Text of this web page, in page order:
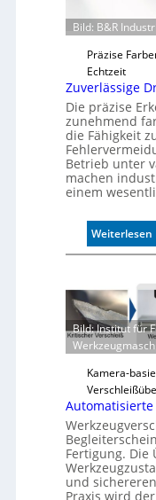
Bild: B&R
Präzise
Echtzeit
Zuverlässige
Die präzise
zunehmend
die Fähigkeit
Betrieb unter
machen
einem
Weiterlesen
Z
r
l
i
r
u
Bild: Institut für
Kamera-
Fertigung. Die
und
Praxis wird